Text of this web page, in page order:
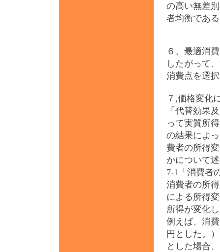
の高い無差
者均衡であ
６、最適消
したがって
消費点を選
７,価格変化
「代替効果
って実質所
の結果によ
費者の所得
かについて
7-1「消費者
消費者の所
による所得
所得が変化
例えば、消
円とした。
とした場合